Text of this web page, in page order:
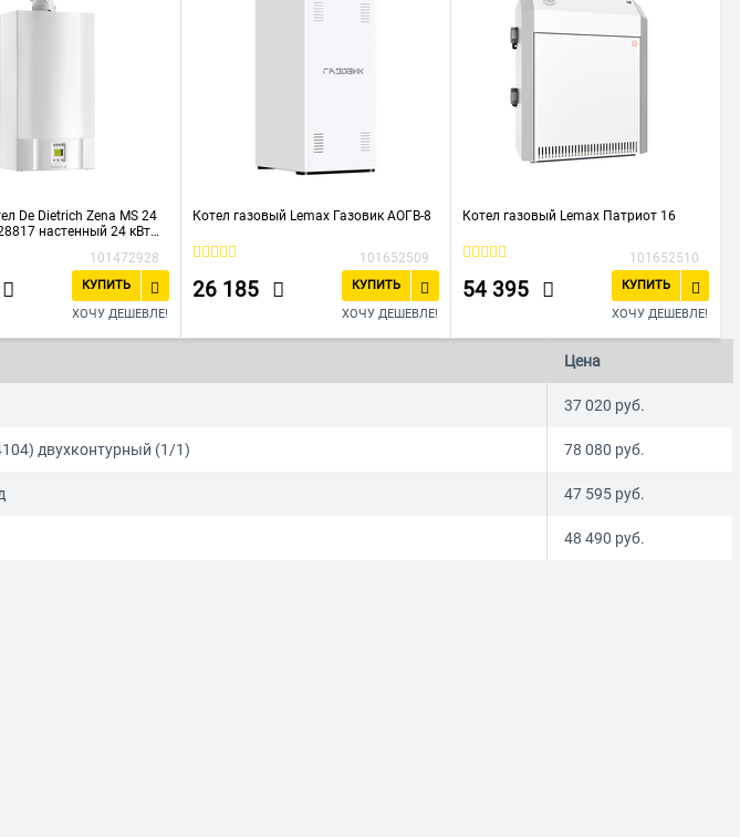
De Dietrich Zena MS 24
настенный 24 кВт
с закрытой камерой
101472928
КУПИТЬ
ХОЧУ ДЕШЕВЛЕ!
Котел газовый Lemax Газовик АОГВ-8
101652509
26 185
КУПИТЬ
ХОЧУ ДЕШЕВЛЕ!
Котел газовый Lemax Патриот 16
101652510
54 395
КУПИТЬ
ХОЧУ ДЕШЕВЛЕ!
Цена
37 020 руб.
двухконтурный (1/1) 78 080 руб.
47 595 руб.
48 490 руб.